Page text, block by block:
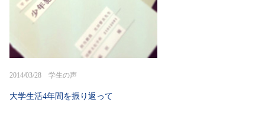
2014/03/28 学生の声
大学生活4年間を振り返って